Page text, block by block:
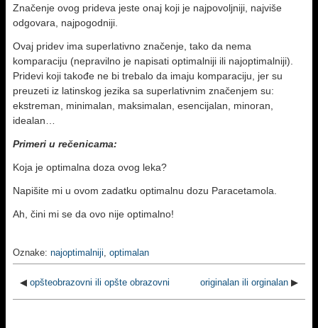
Značenje ovog prideva jeste onaj koji je najpovoljniji, najviše
odgovara, najpogodniji.
Ovaj pridev ima superlativno značenje, tako da nema
komparaciju (nepravilno je napisati optimalniji ili najoptimalniji).
Pridevi koji takođe ne bi trebalo da imaju komparaciju, jer su
preuzeti iz latinskog jezika sa superlativnim značenjem su:
ekstreman, minimalan, maksimalan, esencijalan, minoran,
idealan…
Primeri u rečenicama:
Koja je optimalna doza ovog leka?
Napišite mi u ovom zadatku optimalnu dozu Paracetamola.
Ah, čini mi se da ovo nije optimalno!
Oznake: najoptimalniji, optimalan
◀ opšteobrazovni ili opšte obrazovni originalan ili orginalan ▶